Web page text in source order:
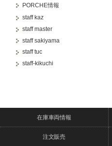
PORCHE情報
staff kaz
staff master
staff sakiyama
staff tuc
staff-kikuchi
在庫車両情報
注文販売